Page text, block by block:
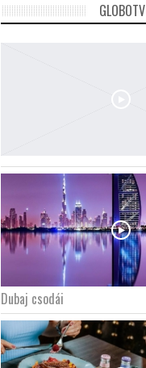
GLOBOTV
Dubaj csodái